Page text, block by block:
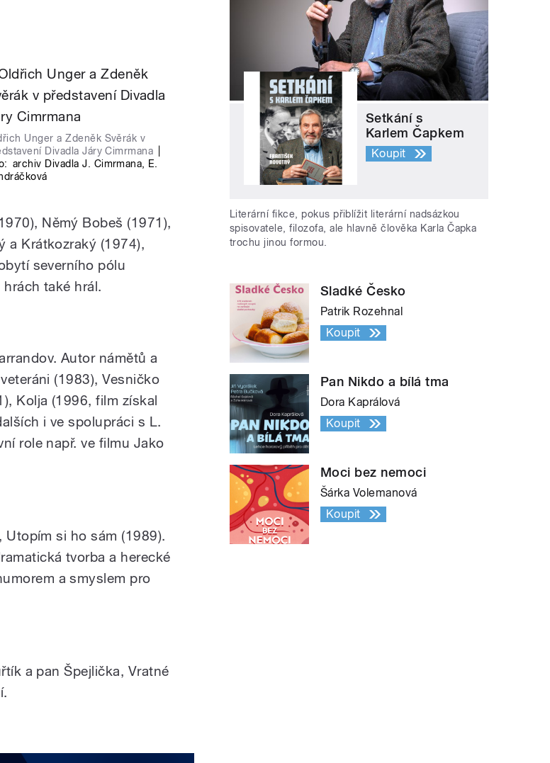
Unger a Zdeněk Svěrák v
Divadla Járy Cimrmana
archiv Divadla J. Cimrmana, E.
Němý Bobeš (1971),
a Krátkozraký (1974),
severního pólu
také hrál.
Autor námětů a
(1983), Vesničko
Kolja (1996, film získal
i ve spolupráci s L.
role např. ve filmu Jako
Utopím si ho sám (1989).
tvorba a herecké
a smyslem pro
a pan Špejlička, Vratné
Setkání s
Karlem Čapkem
Koupit
Literární fikce, pokus přiblížit literární nadsázkou
spisovatele, filozofa, ale hlavně člověka Karla Čapka
trochu jinou formou.
Sladké Česko
Patrik Rozehnal
Koupit
Pan Nikdo a bílá tma
Dora Kaprálová
Koupit
Moci bez nemoci
Šárka Volemanová
Koupit